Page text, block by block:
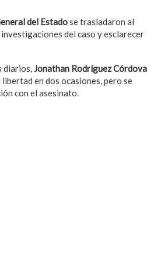
del Estadose trasladaron al
del caso y esclarecer
diarios,Jonathan Rodríguez Córdova
en dos ocasiones, pero se
con el asesinato.